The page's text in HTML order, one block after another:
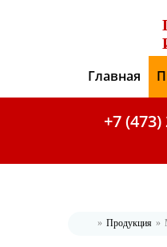
Главная
+7
ГлавнаяПродукция